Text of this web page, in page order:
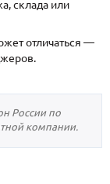
склада или
отличаться —
России по
компании.